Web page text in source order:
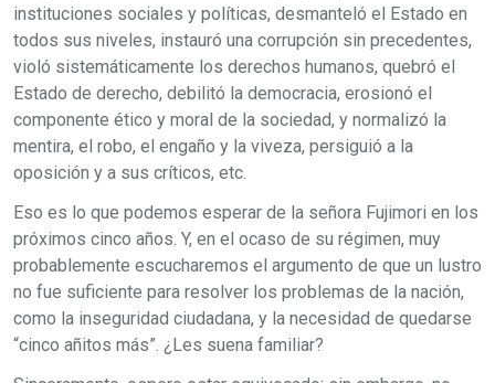
instituciones sociales y políticas, desmanteló el Estado en
todos sus niveles, instauró una corrupción sin precedentes,
violó sistemáticamente los derechos humanos, quebró el
Estado de derecho, debilitó la democracia, erosionó el
componente ético y moral de la sociedad, y normalizó la
mentira, el robo, el engaño y la viveza, persiguió a la
oposición y a sus críticos, etc.
Eso es lo que podemos esperar de la señora Fujimori en los
próximos cinco años. Y, en el ocaso de su régimen, muy
probablemente escucharemos el argumento de que un lustro
no fue suficiente para resolver los problemas de la nación,
como la inseguridad ciudadana, y la necesidad de quedarse
“cinco añitos más”. ¿Les suena familiar?